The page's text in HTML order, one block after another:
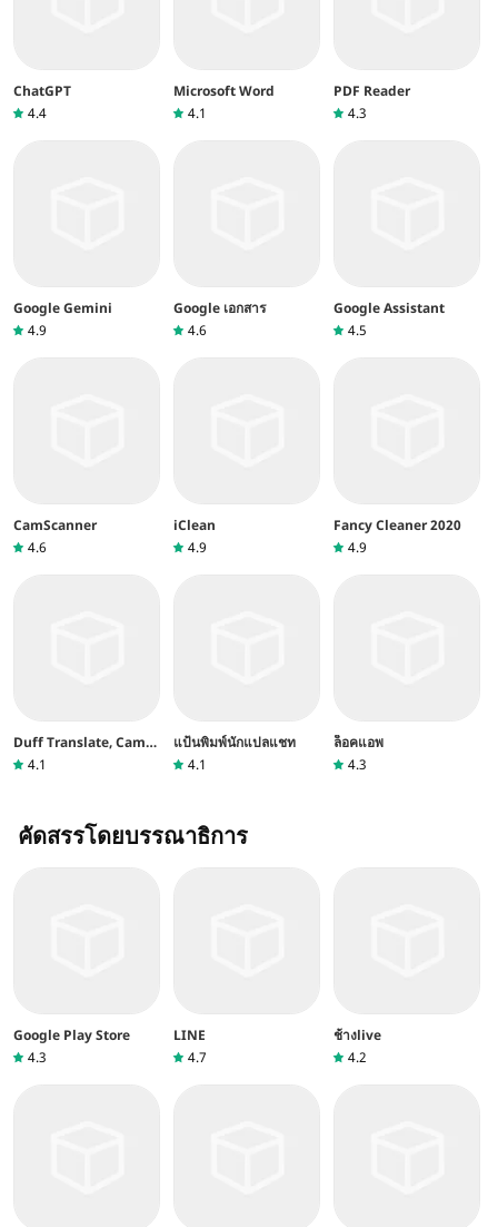
ChatGPT
4.4
Microsoft Word
4.1
PDF Reader
4.3
Google Gemini
4.9
Google เอกสาร
4.6
Google Assistant
4.5
CamScanner
4.6
iClean
4.9
Fancy Cleaner 2020
4.9
Duff Translate, Cam
Translator
4.1
แป้นพิมพ์นักแปลแชท
4.1
ล็อคแอพ
4.3
คัดสรรโดยบรรณาธิการ
Google Play Store
4.3
LINE
4.7
ช้างlive
4.2